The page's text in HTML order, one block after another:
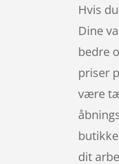
Hvis
Dine
bedre
priser
være
dit